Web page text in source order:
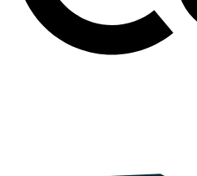
7 avril 2026
9 avril
Lecture ~1 minute